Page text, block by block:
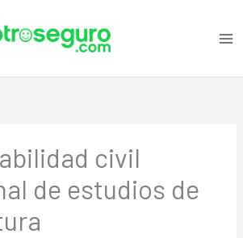
civil
de estudios de